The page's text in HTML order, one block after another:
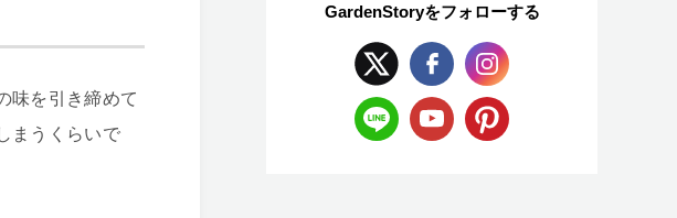
味を引き締めて
まうくらいで
GardenStoryをフォローする